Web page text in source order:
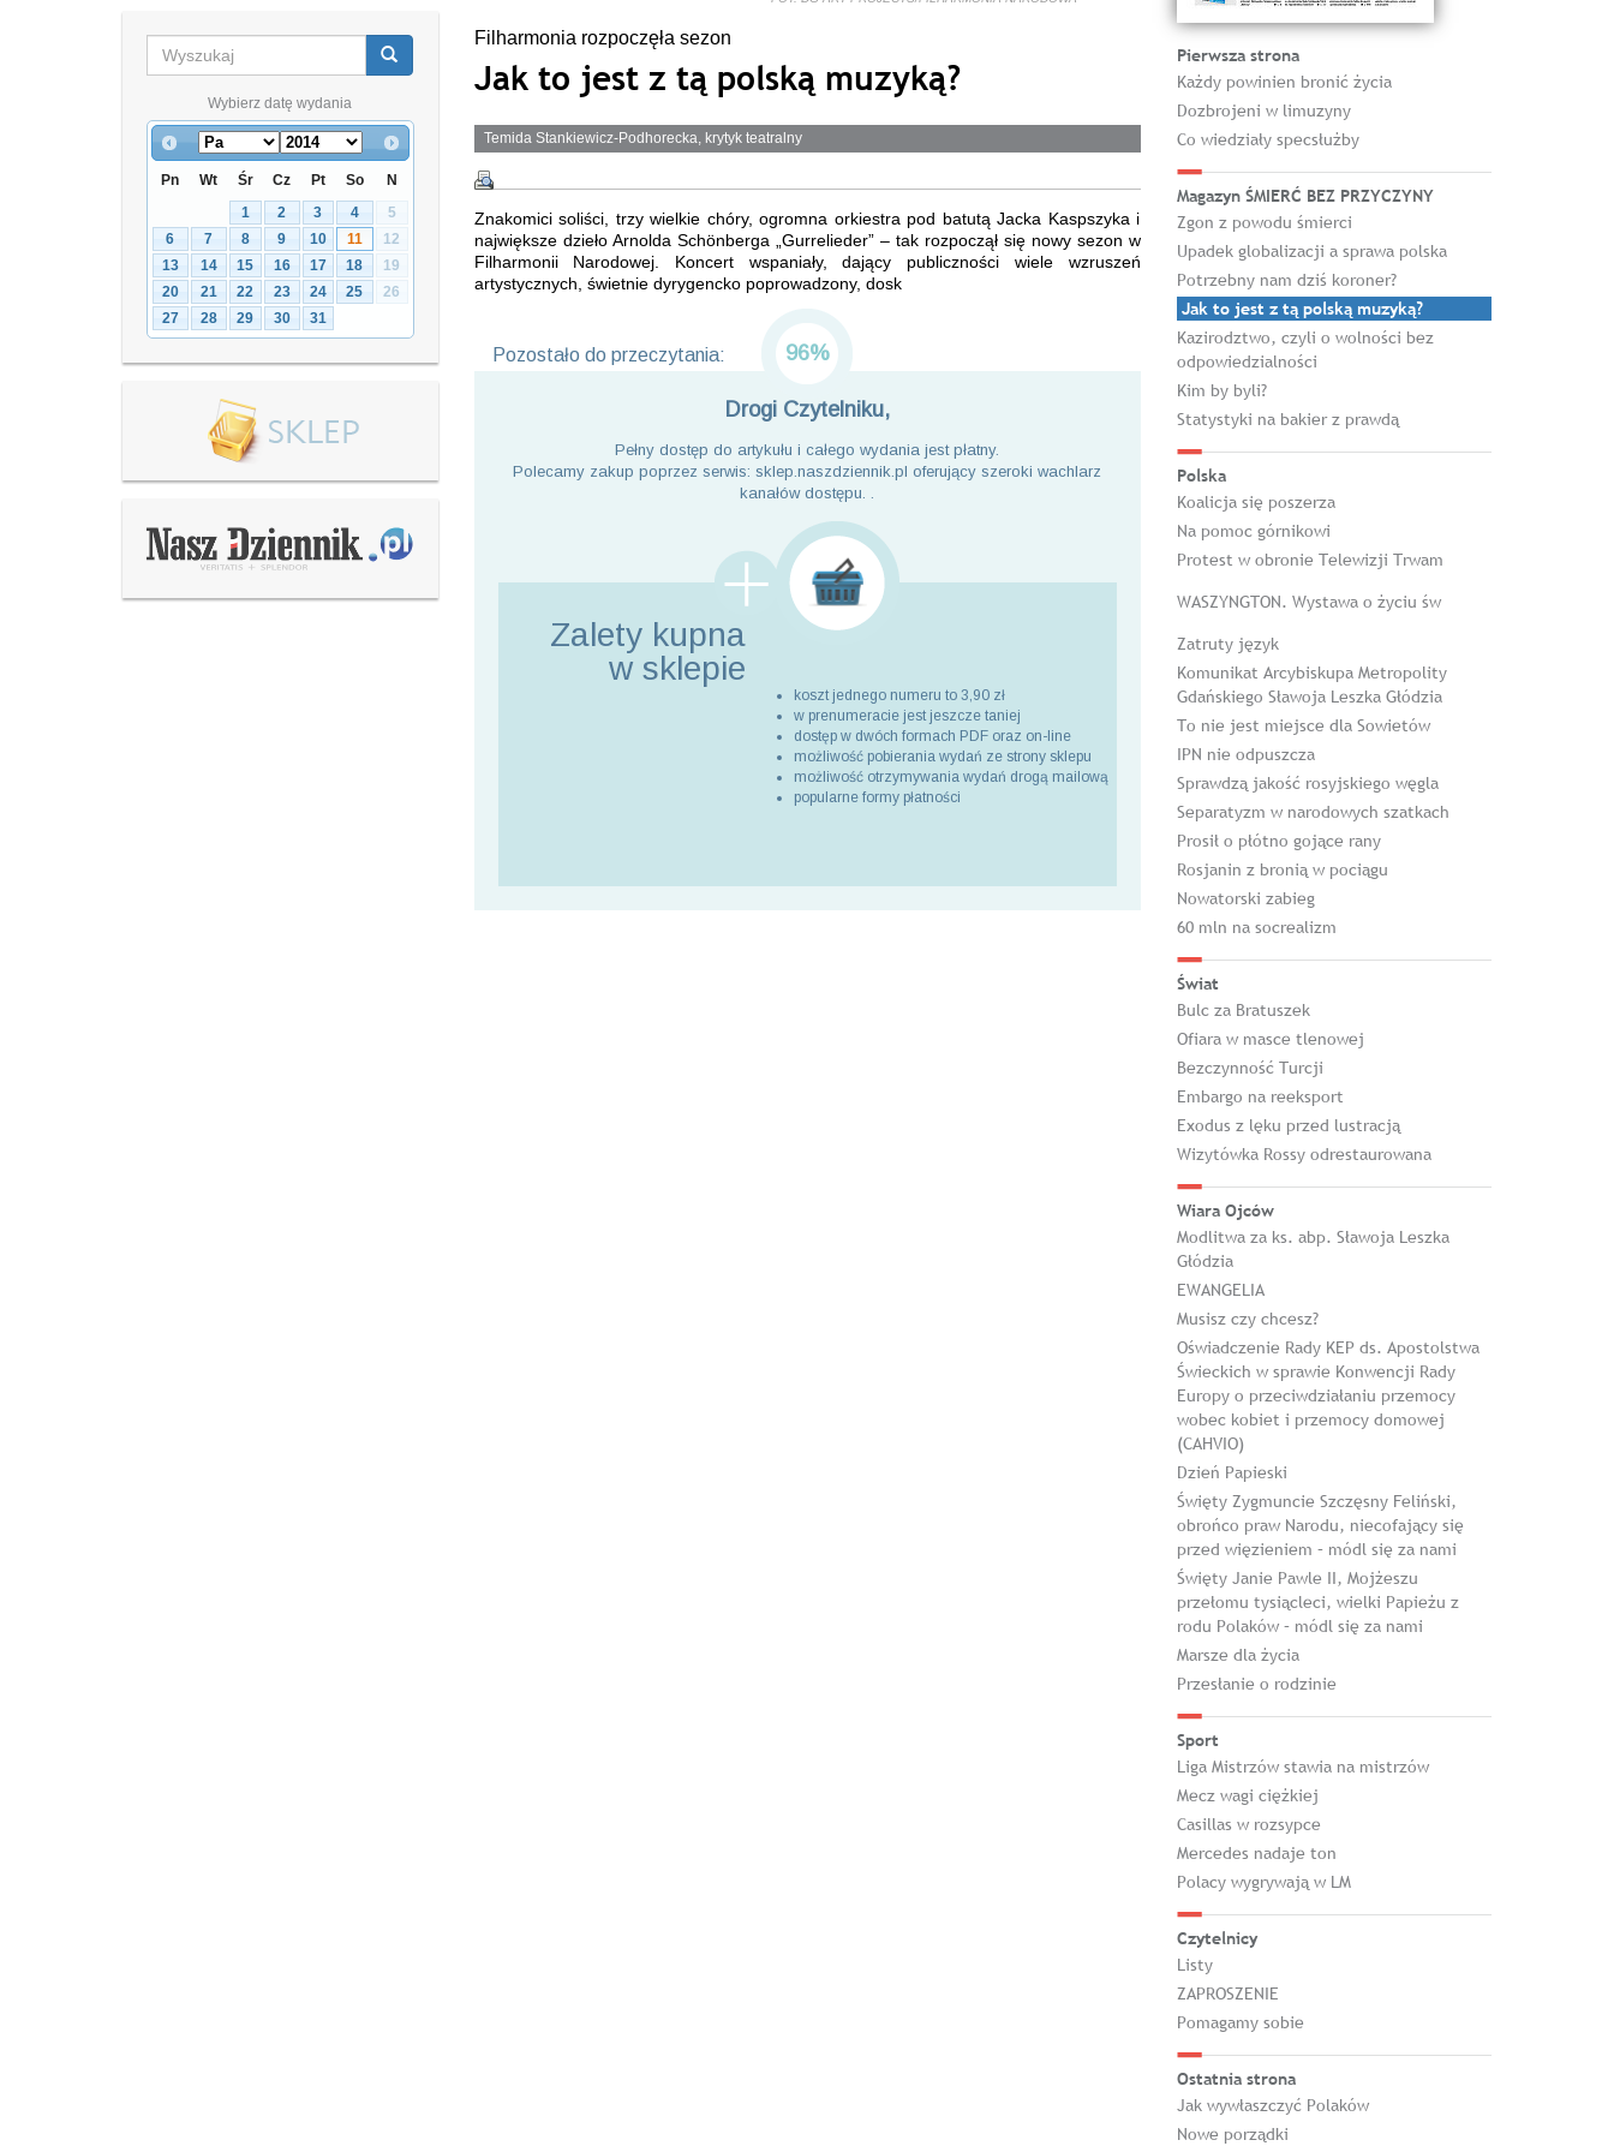
Wybierz datę wydania
Pn Wt Śr Cz Pt So
N
1
2 3 4
5
6
7 8 9 10 11
12
13
14 15 16 17 18
19
20
21 22 23 24 25
26
27
28 29 30 31
Filharmonia rozpoczęła sezon
Jak to jest z tą polską muzyką?
Temida Stankiewicz-Podhorecka, krytyk teatralny
Znakomici soliści, trzy wielkie chóry, ogromna orkiestra pod batutą Jacka Kaspszyka i
największe dzieło Arnolda Schönberga „Gurrelieder” – tak rozpoczął się nowy sezon w
Filharmonii Narodowej. Koncert wspaniały, dający publiczności wiele wzruszeń
artystycznych, świetnie dyrygencko poprowadzony, dosk
Pozostało do przeczytania: 96%
Drogi Czytelniku,
Pełny dostęp do artykułu i całego wydania jest płatny.
Polecamy zakup poprzez serwis: sklep.naszdziennik.pl oferujący szeroki wachlarz
kanałów dostępu. .
Zalety kupna
w sklepie
koszt jednego numeru to 3,90 zł
w prenumeracie jest jeszcze taniej
dostęp w dwóch formach PDF oraz on-line
możliwość pobierania wydań ze strony sklepu
możliwość otrzymywania wydań drogą mailową
popularne formy płatności
Pierwsza strona
Każdy powinien bronić życia
Dozbrojeni w limuzyny
Co wiedziały specsłużby
Magazyn ŚMIERĆ BEZ PRZYCZYNY
Zgon z powodu śmierci
Upadek globalizacji a sprawa polska
Potrzebny nam dziś koroner?
Jak to jest z tą polską muzyką?
Kazirodztwo, czyli o wolności bez
odpowiedzialności
Kim by byli?
Statystyki na bakier z prawdą
Polska
Koalicja się poszerza
Na pomoc górnikowi
Protest w obronie Telewizji Trwam
WASZYNGTON. Wystawa o życiu św
Zatruty język
Komunikat Arcybiskupa Metropolity
Gdańskiego Sławoja Leszka Głódzia
To nie jest miejsce dla Sowietów
IPN nie odpuszcza
Sprawdzą jakość rosyjskiego węgla
Separatyzm w narodowych szatkach
Prosił o płótno gojące rany
Rosjanin z bronią w pociągu
Nowatorski zabieg
60 mln na socrealizm
Świat
Bulc za Bratuszek
Ofiara w masce tlenowej
Bezczynność Turcji
Embargo na reeksport
Exodus z lęku przed lustracją
Wizytówka Rossy odrestaurowana
Wiara Ojców
Modlitwa za ks. abp. Sławoja Leszka
Głódzia
EWANGELIA
Musisz czy chcesz?
Oświadczenie Rady KEP ds. Apostolstwa
Świeckich w sprawie Konwencji Rady
Europy o przeciwdziałaniu przemocy
wobec kobiet i przemocy domowej
(CAHVIO)
Dzień Papieski
Święty Zygmuncie Szczęsny Feliński,
obrońco praw Narodu, niecofający się
przed więzieniem – módl się za nami
Święty Janie Pawle II, Mojżeszu
przełomu tysiącleci, wielki Papieżu z
rodu Polaków – módl się za nami
Marsze dla życia
Przesłanie o rodzinie
Sport
Liga Mistrzów stawia na mistrzów
Mecz wagi ciężkiej
Casillas w rozsypce
Mercedes nadaje ton
Polacy wygrywają w LM
Czytelnicy
Listy
ZAPROSZENIE
Pomagamy sobie
Ostatnia strona
Jak wywłaszczyć Polaków
Nowe porządki